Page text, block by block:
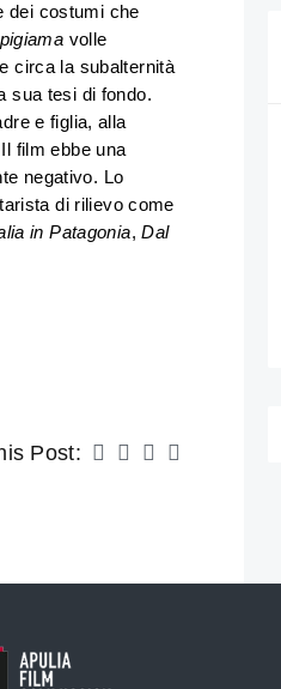
dei costumi che
volle
circa la subalternità
sua tesi di fondo.
e figlia, alla
film ebbe una
negativo. Lo
di rilievo come
in Patagonia,Dal
Post: